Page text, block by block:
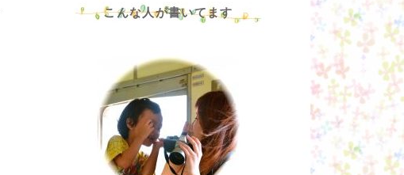
こんな人が書いてます